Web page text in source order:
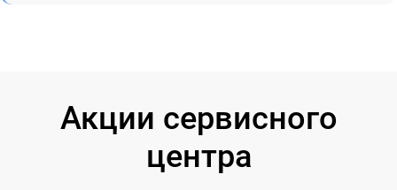
Акции сервисного
центра